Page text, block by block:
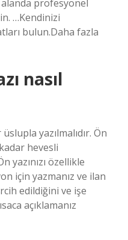
profesyonel
…Kendinizi
bulun.Daha fazla
nasıl
üslupla yazılmalıdır. Ön
hevesli
yazınızı özellikle
için yazmanız ve ilan
edildiğini ve işe
açıklamanız